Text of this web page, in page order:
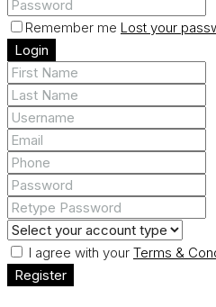
Remember me Lost your
Login
I agree with your Terms &
Register